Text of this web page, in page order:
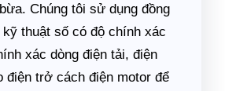
Chúng tôi sử dụng đồng
kỹ thuật số có độ chính xác
xác dòng điện tải, điện
điện trở cách điện motor để